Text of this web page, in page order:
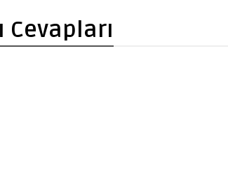
Cevapları